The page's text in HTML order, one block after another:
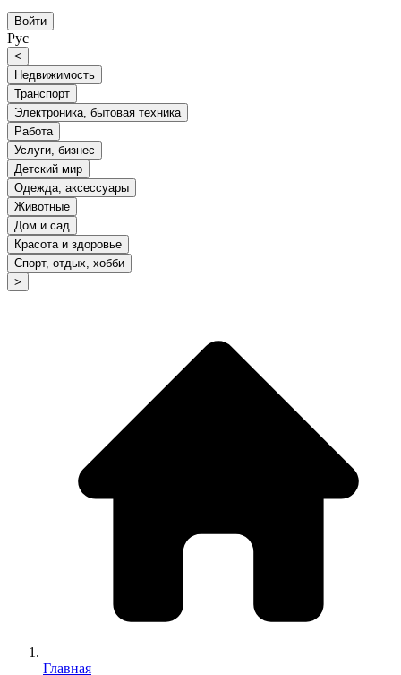
Войти
Рус
<
Недвижимость
Транспорт
Электроника, бытовая техника
Работа
Услуги, бизнес
Детский мир
Одежда, аксессуары
Животные
Дом и сад
Красота и здоровье
Спорт, отдых, хобби
>
Главная